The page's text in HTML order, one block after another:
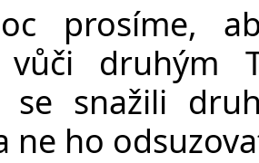
prosíme,
vůči druhým
se snažili
ne ho